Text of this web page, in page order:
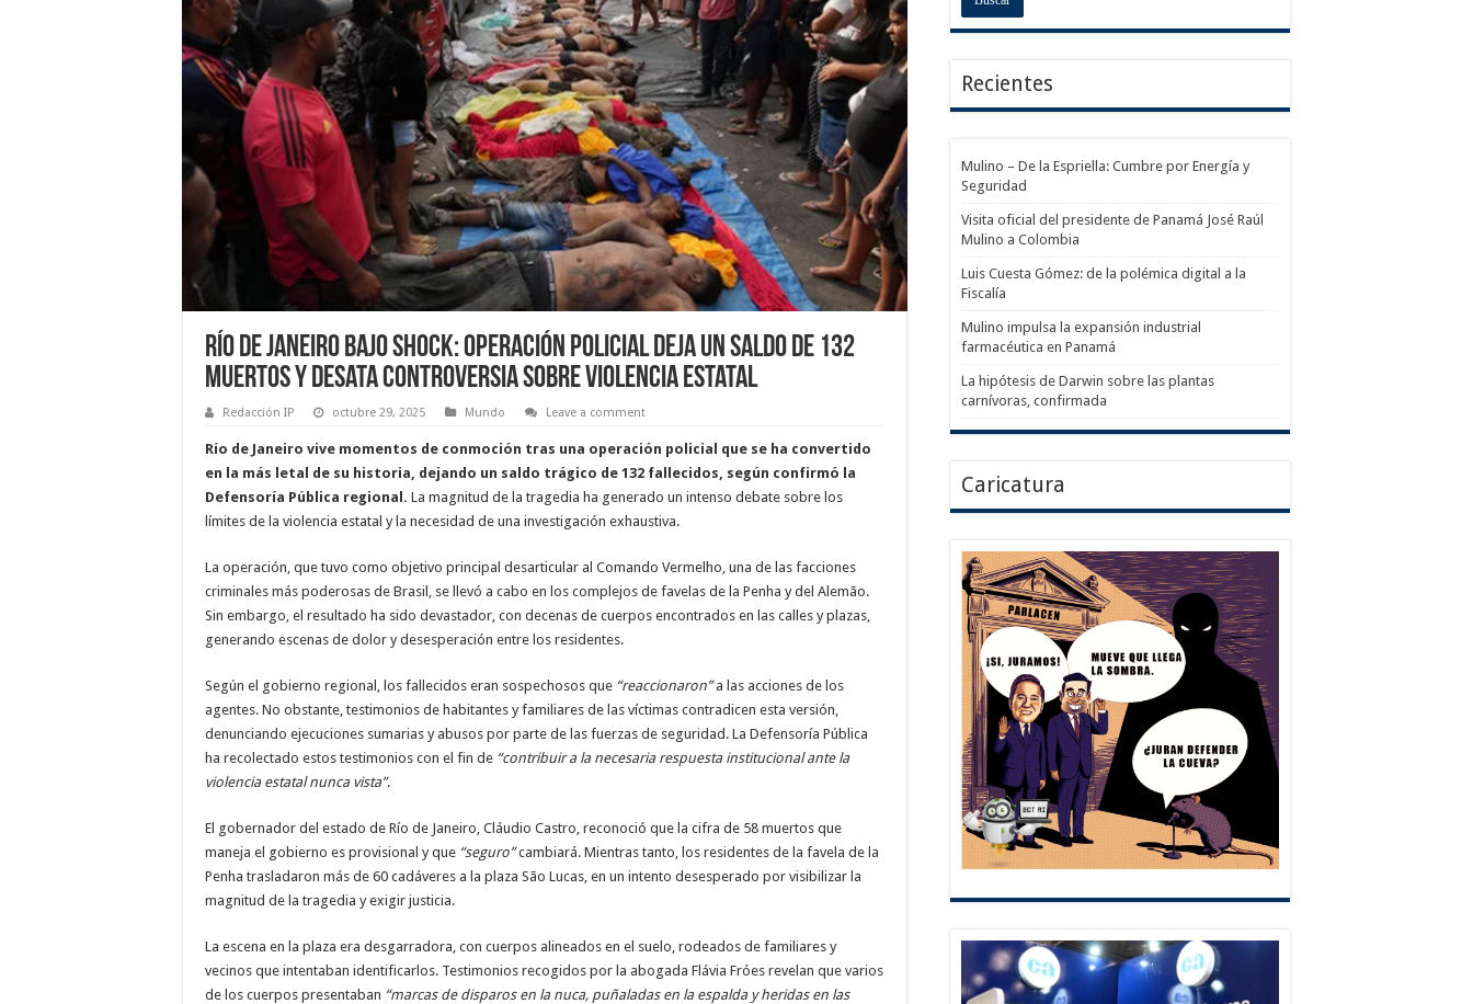
Río de Janeiro bajo shock: Operación policial deja un saldo de 132
muertos y desata controversia sobre violencia estatal
Redacción IP octubre 29, 2025 Mundo Leave a comment
Río de Janeiro vive momentos de conmoción tras una operación policial que se ha convertido
en la más letal de su historia, dejando un saldo trágico de 132 fallecidos, según confirmó la
Defensoría Pública regional. La magnitud de la tragedia ha generado un intenso debate sobre los
límites de la violencia estatal y la necesidad de una investigación exhaustiva.
La operación, que tuvo como objetivo principal desarticular al Comando Vermelho, una de las facciones
criminales más poderosas de Brasil, se llevó a cabo en los complejos de favelas de la Penha y del Alemão.
Sin embargo, el resultado ha sido devastador, con decenas de cuerpos encontrados en las calles y plazas,
generando escenas de dolor y desesperación entre los residentes.
Según el gobierno regional, los fallecidos eran sospechosos que “reaccionaron”a las acciones de los
agentes. No obstante, testimonios de habitantes y familiares de las víctimas contradicen esta versión,
denunciando ejecuciones sumarias y abusos por parte de las fuerzas de seguridad. La Defensoría Pública
ha recolectado estos testimonios con el fin de “contribuir a la necesaria respuesta institucional ante la
violencia estatal nunca vista”.
El gobernador del estado de Río de Janeiro, Cláudio Castro, reconoció que la cifra de 58 muertos que
maneja el gobierno es provisional y que “seguro”cambiará. Mientras tanto, los residentes de la favela de la
Penha trasladaron más de 60 cadáveres a la plaza São Lucas, en un intento desesperado por visibilizar la
magnitud de la tragedia y exigir justicia.
La escena en la plaza era desgarradora, con cuerpos alineados en el suelo, rodeados de familiares y
vecinos que intentaban identificarlos. Testimonios recogidos por la abogada Flávia Fróes revelan que varios
de los cuerpos presentaban “marcas de disparos en la nuca, puñaladas en la espalda y heridas en las
Recientes
Mulino – De la Espriella: Cumbre por Energía y
Seguridad
Visita oficial del presidente de Panamá José Raúl
Mulino a Colombia
Luis Cuesta Gómez: de la polémica digital a la
Fiscalía
Mulino impulsa la expansión industrial
farmacéutica en Panamá
La hipótesis de Darwin sobre las plantas
carnívoras, confirmada
Caricatura